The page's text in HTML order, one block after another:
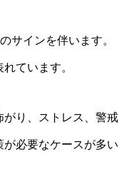
サインを伴います。
ています。
り、ストレス、警戒
必要なケースが多い